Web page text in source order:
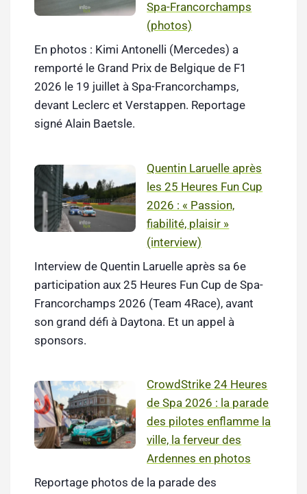
Spa-Francorchamps
(photos)
En photos : Kimi Antonelli (Mercedes) a
remporté le Grand Prix de Belgique de F1
2026 le 19 juillet à Spa-Francorchamps,
devant Leclerc et Verstappen. Reportage
signé Alain Baetsle.
Quentin Laruelle après
les 25 Heures Fun Cup
2026 : « Passion,
fiabilité, plaisir »
(interview)
Interview de Quentin Laruelle après sa 6e
participation aux 25 Heures Fun Cup de Spa-
Francorchamps 2026 (Team 4Race), avant
son grand défi à Daytona. Et un appel à
sponsors.
CrowdStrike 24 Heures
de Spa 2026 : la parade
des pilotes enflamme la
ville, la ferveur des
Ardennes en photos
Reportage photos de la parade des